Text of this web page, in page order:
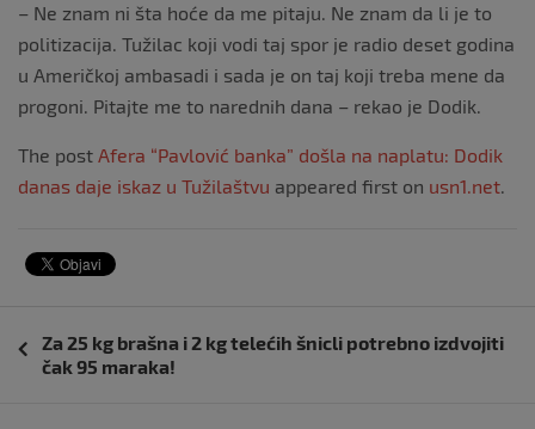
– Ne znam ni šta hoće da me pitaju. Ne znam da li je to
politizacija. Tužilac koji vodi taj spor je radio deset godina
u Američkoj ambasadi i sada je on taj koji treba mene da
progoni. Pitajte me to narednih dana – rekao je Dodik.
The post Afera “Pavlović banka” došla na naplatu: Dodik
danas daje iskaz u Tužilaštvu appeared first on usn1.net.
objava
Za 25 kg brašna i 2 kg telećih šnicli potrebno izdvojiti
čak 95 maraka!